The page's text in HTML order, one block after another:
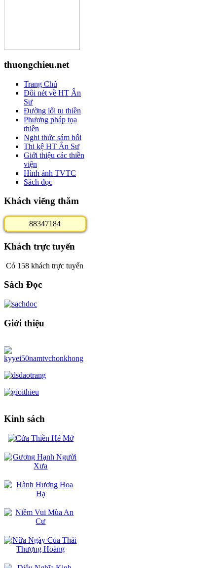
thuongchieu.net
Trang Chủ
Đôi nét về HT Ân
Sư
Đường lối tu thiền
Phương pháp tọa
thiền
Nghi thức sám hối
Thi kệ HT Ân Sư
Giới thiệu các thiền
viện
Hình ảnh TVTC
Sách đọc
Khách viếng thăm
88347184
Khách trực tuyến
Có 158 khách trực tuyến
Sách Đọc
Giới thiệu
Kinh sách